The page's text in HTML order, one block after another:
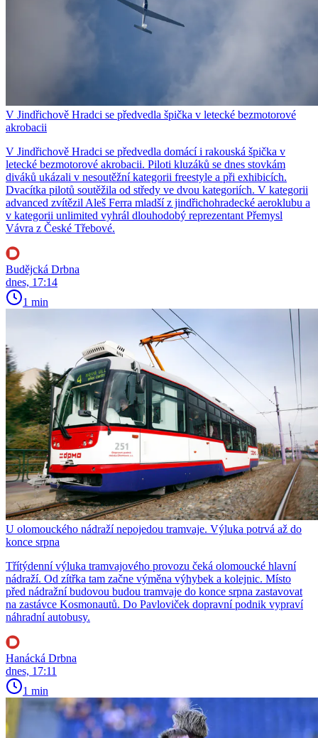
V Jindřichově Hradci se předvedla špička v letecké bezmotorové
akrobacii
V Jindřichově Hradci se předvedla domácí i rakouská špička v
letecké bezmotorové akrobacii. Piloti kluzáků se dnes stovkám
diváků ukázali v nesoutěžní kategorii freestyle a při exhibicích.
Dvacítka pilotů soutěžila od středy ve dvou kategoriích. V kategorii
advanced zvítězil Aleš Ferra mladší z jindřichohradecké aeroklubu a
v kategorii unlimited vyhrál dlouhodobý reprezentant Přemysl
Vávra z České Třebové.
Budějcká Drbna
dnes, 17:14
1 min
U olomouckého nádraží nepojedou tramvaje. Výluka potrvá až do
konce srpna
Třítýdenní výluka tramvajového provozu čeká olomoucké hlavní
nádraží. Od zítřka tam začne výměna výhybek a kolejnic. Místo
před nádražní budovou budou tramvaje do konce srpna zastavovat
na zastávce Kosmonautů. Do Pavloviček dopravní podnik vypraví
náhradní autobusy.
Hanácká Drbna
dnes, 17:11
1 min